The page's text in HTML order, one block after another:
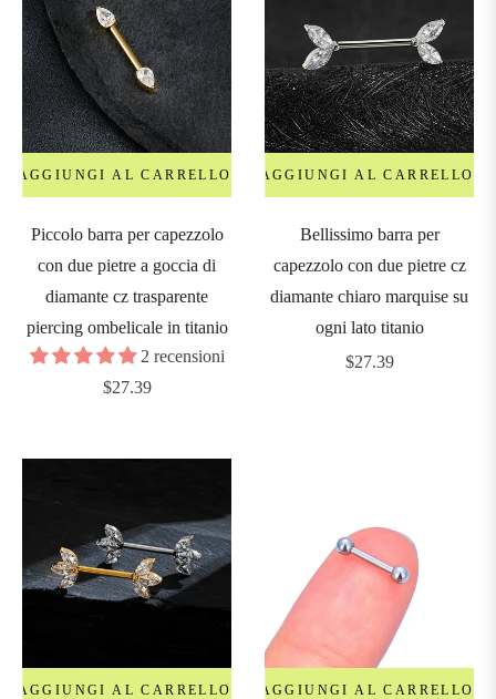
AGGIUNGI AL CARRELLO
Piccolo barra per capezzolo
con due pietre a goccia di
diamante cz trasparente
piercing ombelicale in titanio
2 recensioni
Prezzo
$27.39
AGGIUNGI AL CARRELLO
Bellissimo barra per
capezzolo con due pietre cz
diamante chiaro marquise su
ogni lato titanio
Prezzo
$27.39
AGGIUNGI AL CARRELLO AGGIUNGI AL CARRELLO